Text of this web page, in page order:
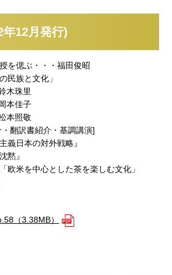
12月発行)
を偲ぶ・・・福田俊昭
民族と文化」
木珠里
本佳子
本照敬
翻訳書紹介・基調講演]
義日本の対外戦略』
黙』
欧米を中心とした茶を楽しむ文化」
（3.38MB）